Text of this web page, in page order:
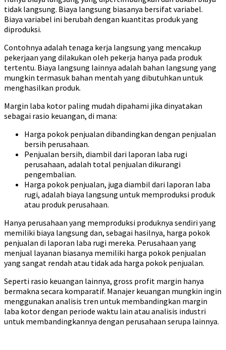
tidak langsung. Biaya langsung biasanya bersifat variabel.
Biaya variabel ini berubah dengan kuantitas produk yang
diproduksi.
Contohnya adalah tenaga kerja langsung yang mencakup
pekerjaan yang dilakukan oleh pekerja hanya pada produk
tertentu. Biaya langsung lainnya adalah bahan langsung yang
mungkin termasuk bahan mentah yang dibutuhkan untuk
menghasilkan produk.
Margin laba kotor paling mudah dipahami jika dinyatakan
sebagai rasio keuangan, di mana:
Harga pokok penjualan dibandingkan dengan penjualan
bersih perusahaan.
Penjualan bersih, diambil dari laporan laba rugi
perusahaan, adalah total penjualan dikurangi
pengembalian.
Harga pokok penjualan, juga diambil dari laporan laba
rugi, adalah biaya langsung untuk memproduksi produk
atau produk perusahaan.
Hanya perusahaan yang memproduksi produknya sendiri yang
memiliki biaya langsung dan, sebagai hasilnya, harga pokok
penjualan di laporan laba rugi mereka. Perusahaan yang
menjual layanan biasanya memiliki harga pokok penjualan
yang sangat rendah atau tidak ada harga pokok penjualan.
Seperti rasio keuangan lainnya, gross profit margin hanya
bermakna secara komparatif. Manajer keuangan mungkin ingin
menggunakan analisis tren untuk membandingkan margin
laba kotor dengan periode waktu lain atau analisis industri
untuk membandingkannya dengan perusahaan serupa lainnya.